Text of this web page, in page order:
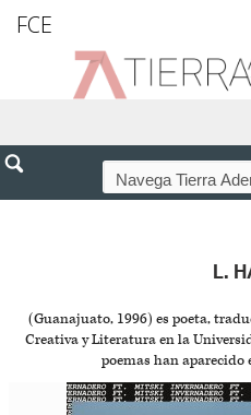
FCE
L.
(Guanajuato, 1996) es poeta,
Creativa y Literatura en la
poemas han aparecido